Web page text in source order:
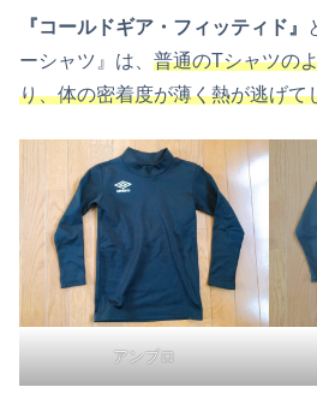
『コールドギア・フィッティド』
ーシャツ』は、 普通のTシャツの
り、体の密着度が薄く熱が逃げて
アンブロ